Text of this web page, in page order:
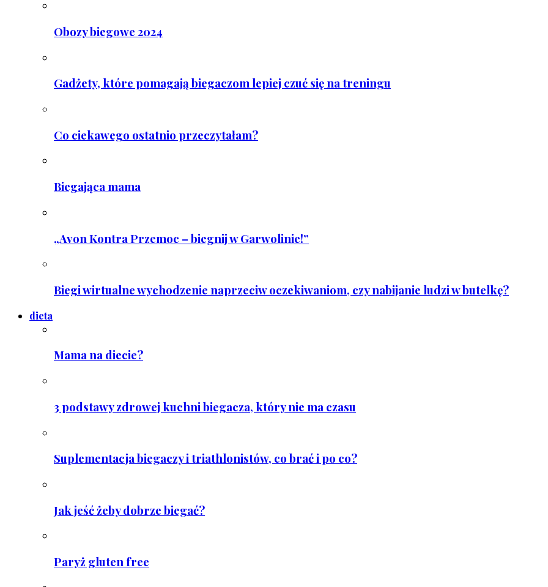
Obozy biegowe 2024
Gadżety, które pomagają biegaczom lepiej czuć się na treningu
Co ciekawego ostatnio przeczytałam?
Biegająca mama
„Avon Kontra Przemoc – biegnij w Garwolinie!”
Biegi wirtualne wychodzenie naprzeciw oczekiwaniom, czy nabijanie ludzi w butelkę?
dieta
Mama na diecie?
3 podstawy zdrowej kuchni biegacza, który nie ma czasu
Suplementacja biegaczy i triathlonistów, co brać i po co?
Jak jeść żeby dobrze biegać?
Paryż gluten free